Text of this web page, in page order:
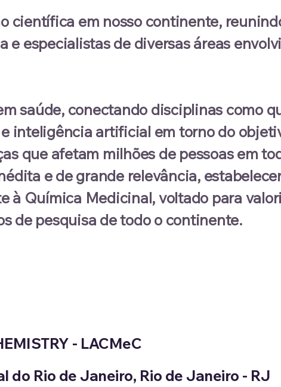
científica em nosso continente,
especialistas de diversas áreas
saúde, conectando disciplinas como
inteligência artificial em torno do
que afetam milhões de pessoas em
e de grande relevância,
à Química Medicinal, voltado para
de pesquisa de todo o continente.
- LACMeC​
do Rio de Janeiro, Rio de Janeiro - RJ